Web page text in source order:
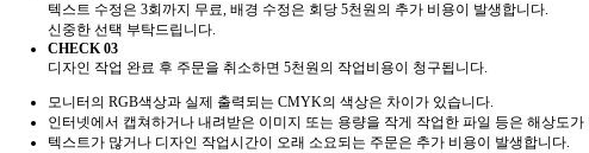
텍스트 수정은 3회까지 무료, 배경 수정은 회당 5천원의 추가 비용이 발생합니다.
신중한 선택 부탁드립니다.
CHECK 03
디자인 작업 완료 후 주문을 취소하면 5천원의 작업비용이 청구됩니다.
모니터의 RGB색상과 실제 출력되는 CMYK의 색상은 차이가 있습니다.
인터넷에서 캡쳐하거나 내려받은 이미지 또는 용량을 작게 작업한 파일 등은 해상도
텍스트가 많거나 디자인 작업시간이 오래 소요되는 주문은 추가 비용이 발생합니다.